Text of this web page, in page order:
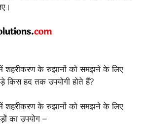
शहरीकरण के रुझानों को समझने के लिए
हद तक उपयोगी होते हैं?
शहरीकरण के रुझानों को समझने के लिए
का उपयोग –